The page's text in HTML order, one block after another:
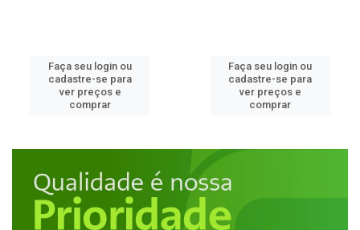
Faça seu login ou
cadastre-se para
ver preços e
comprar
Faça seu login ou
cadastre-se para
ver preços e
comprar